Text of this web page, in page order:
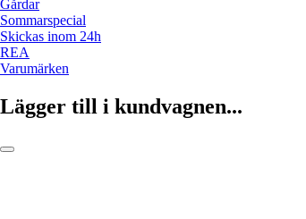
Gårdar
Sommarspecial
Skickas inom 24h
REA
Varumärken
Lägger till i kundvagnen...